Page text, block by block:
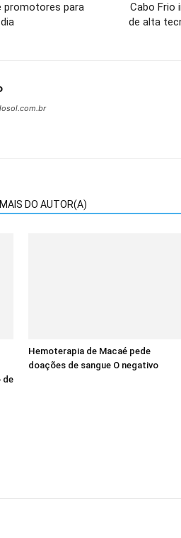
promotores para
Cabo Frio
de alta
MAIS DO AUTOR(A)
de
Hemoterapia de Macaé pede
doações de sangue O negativo